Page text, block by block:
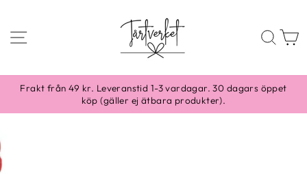
contentSIDNAVIGERING
Frakt från 49 kr. Leveranstid 1-3 vardagar. 30 dagars öppet
köp (gäller ej ätbara produkter).